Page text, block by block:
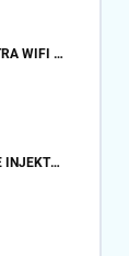
TP-LINK TAPO P100(2-PACK) CHYTRÁ WIFI MINI ZÁSUVKA (2300W,10A,2,4 GHZ,BT)
UBNT U-POE-AF - GIGABITOVÝ POE INJEKTOR 48V/ 0,32A- BIELY